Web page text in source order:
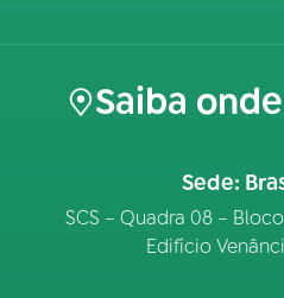
Saiba
Sede:
SCS – Quadra 08 –
Edifício